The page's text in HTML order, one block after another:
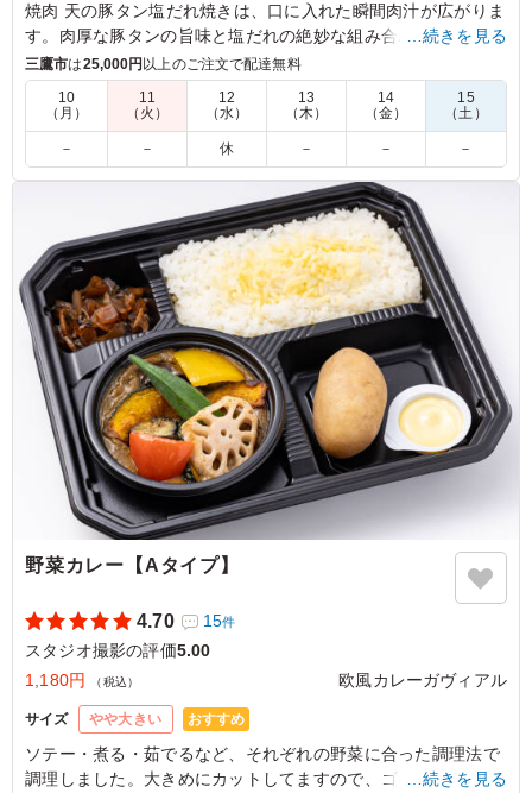
焼肉 天の豚タン塩だれ焼きは、口に入れた瞬間肉汁が広がりま
す。肉厚な豚タンの旨味と塩だれの絶妙な組み合わせで、一度
食べたら忘れられない深みのある味わい。色鮮やかな人参ナム
ルやほうれん草ナムルも添えてあり、見た目にも美味しさを感
じます。ロケやイベントでのランチにぴったりです。
5.0
さすが焼肉屋さん、豚タンの質が良いです。絶妙な厚みで
絶品。ネギ塩だれがガツンと効きつつも後味は爽やかで、
箸が止まらなくなります。スタミナをつけたい時や、お酒
のおつまみにも合いそうな味わい。
ご利用シーン： ロケ・撮影 › スタジオ撮影
東京都世田谷区野沢2026/06/15
…続きを見る
三鷹市は25,000円 以上のご注文で配達無料
10
（月）
11
（火）
12
（水）
13
（木）
14
（金）
15
（土）
－ － 休 － － －
野菜カレー【Aタイプ】
4.70 15件
スタジオ撮影の評価5.00
1,180円
（税込） 欧風カレーガヴィアル
サイズ やや大きい おすすめ
ソテー・煮る・茹でるなど、それぞれの野菜に合った調理法で
調理しました。大きめにカットしてますので、ゴロゴロした食
…続きを見る